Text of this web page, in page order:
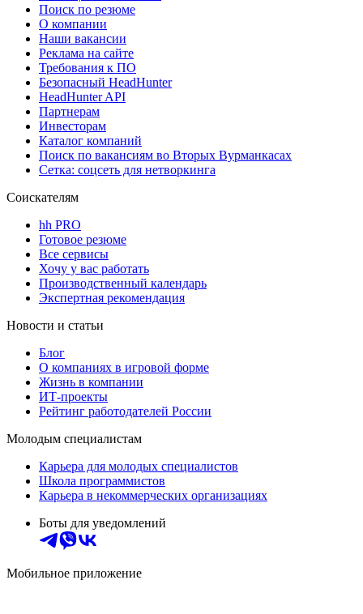
Поиск по резюме
О компании
Наши вакансии
Реклама на сайте
Требования к ПО
Безопасный HeadHunter
HeadHunter API
Партнерам
Инвесторам
Каталог компаний
Поиск по вакансиям во Вторых Вурманкасах
Сетка: соцсеть для нетворкинга
Соискателям
hh PRO
Готовое резюме
Все сервисы
Хочу у вас работать
Производственный календарь
Экспертная рекомендация
Новости и статьи
Блог
О компаниях в игровой форме
Жизнь в компании
ИТ-проекты
Рейтинг работодателей России
Молодым специалистам
Карьера для молодых специалистов
Школа программистов
Карьера в некоммерческих организациях
Боты для уведомлений
Мобильное приложение